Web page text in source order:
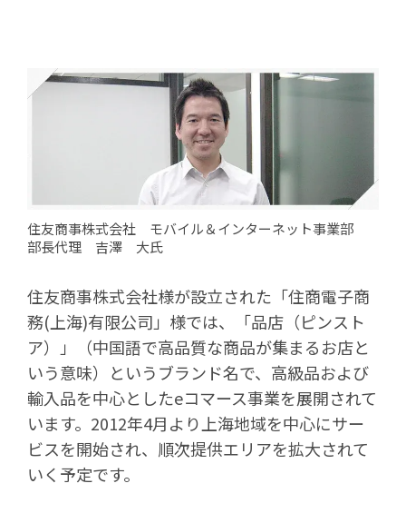
住友商事株式会社 モバイル＆インターネット事業部
部長代理 吉澤 大氏
住友商事株式会社様が設立された「住商電子商
務(上海)有限公司」様では、「品店（ピンスト
ア）」（中国語で高品質な商品が集まるお店と
いう意味）というブランド名で、高級品および
輸入品を中心としたeコマース事業を展開されて
います。2012年4月より上海地域を中心にサー
ビスを開始され、順次提供エリアを拡大されて
いく予定です。